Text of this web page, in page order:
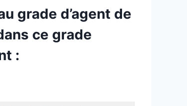
grade d’agent de
ce grade
: